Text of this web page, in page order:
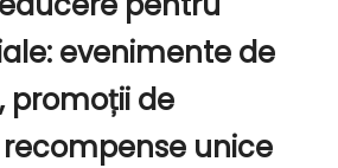
evenimente de
promoții de
unice